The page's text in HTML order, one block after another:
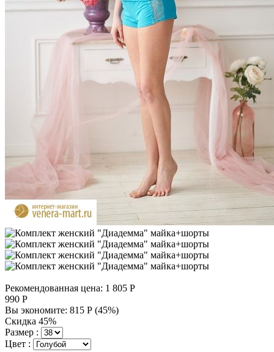
Рекомендованная цена: 1 805 Р
990 Р
Вы экономите: 815 Р (45%)
Скидка 45%
Размер :
Цвет :